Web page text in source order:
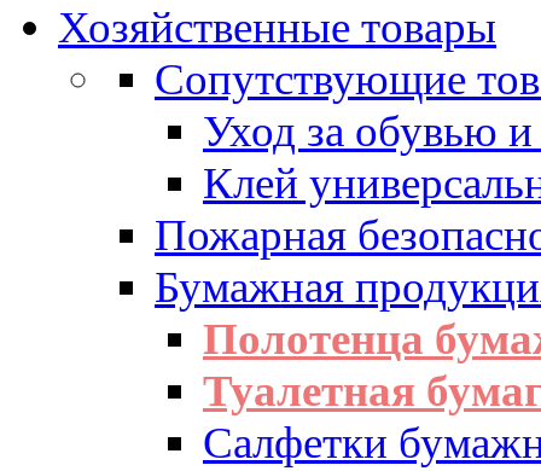
Хозяйственные товары
Сопутствующие
Уход за обувью
Клей
Пожарная
Бумажная
Полотенца
Туалетная
Салфетки